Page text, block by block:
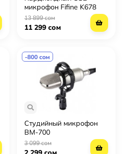
микрофон Fifine K678
13 899 сом
11 299 сом
-800 сом
Студийный микрофон
BM-700
3 099 сом